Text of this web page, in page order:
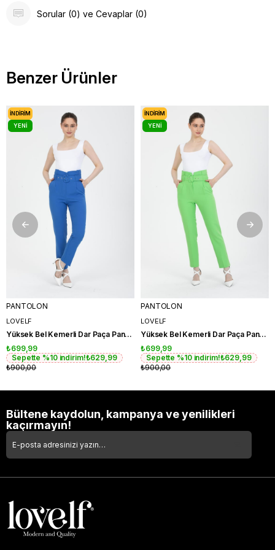
Sorular (0) ve Cevaplar (0)
Benzer Ürünler
PANTOLON
LOVELF
Yüksek Bel Kemerli Dar Paça Pantolon
₺699,99
Sepette %10 indirim!₺629,99
₺900,00
İNDIRIM
YENI
PANTOLON
LOVELF
Yüksek Bel Kemerli Dar Paça Pantolon
₺699,99
Sepette %10 indirim!₺629,99
₺900,00
İNDIRIM
YENI
Bültene kaydolun, kampanya ve yenilikleri
kaçırmayın!